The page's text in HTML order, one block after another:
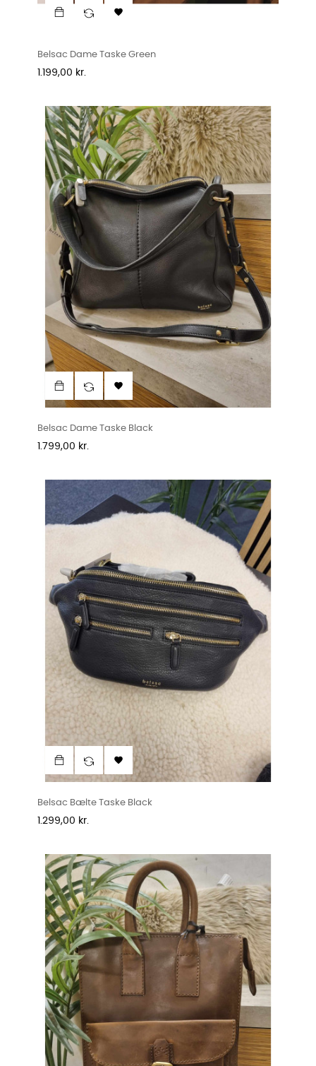

Belsac Dame Taske Green
Pris
1.199,00 kr.

Belsac Dame Taske Black
Pris
1.799,00 kr.

Belsac Bælte Taske Black
Pris
1.299,00 kr.